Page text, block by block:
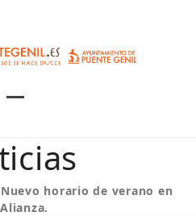
mobile
menu
mobile
menu
Nuevo horario de verano en